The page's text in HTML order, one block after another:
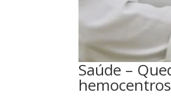
Saúde –
hemocentros